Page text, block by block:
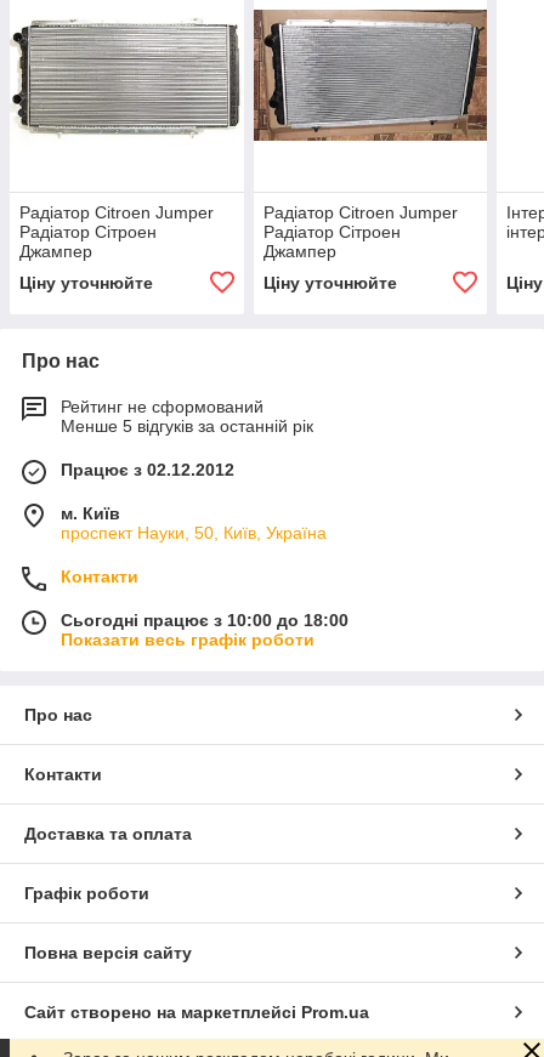
Радіатор Citroen Jumper
Радіатор Сітроен
Джампер
Ціну уточнюйте
Радіатор Citroen Jumper
Радіатор Сітроен
Джампер
Ціну уточнюйте
Про нас
Рейтинг не сформований
Менше 5 відгуків за останній рік
Працює з 02.12.2012
м. Київ
проспект Науки, 50, Київ, Україна
Контакти
Сьогодні працює з 10:00 до 18:00
Показати весь графік роботи
Про нас
Контакти
Доставка та оплата
Графік роботи
Повна версія сайту
Сайт створено на маркетплейсі Prom.ua